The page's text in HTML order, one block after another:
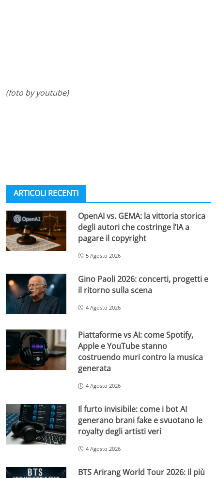
(foto by youtube)
ARTICOLI RECENTI
OpenAI vs. GEMA: la vittoria storica
degli autori che costringe l’IA a
pagare il copyright
5 Agosto 2026
Gino Paoli 2026: concerti, progetti e
il ritorno sulla scena
4 Agosto 2026
Piattaforme vs AI: come Spotify,
Apple e YouTube stanno
costruendo muri contro la musica
generata
4 Agosto 2026
Il furto invisibile: come i bot AI
generano brani fake e svuotano le
royalty degli artisti veri
4 Agosto 2026
BTS Arirang World Tour 2026: il più